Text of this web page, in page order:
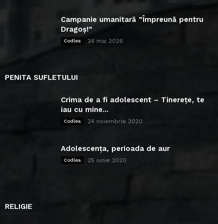
Campanie umanitară ”Împreună pentru
Dragoș!”
Codlea 24 mai 2026
PENITA SUFLETULUI
Crima de a fi adolescent – Tinerețe, te
iau cu mine...
Codlea 24 noiembrie 2020
Adolescența, perioada de aur
Codlea 25 iunie 2020
RELIGIE